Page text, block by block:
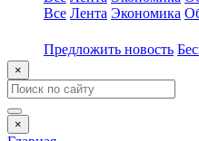
Все Лента Экономика
Предложить новость
×
×